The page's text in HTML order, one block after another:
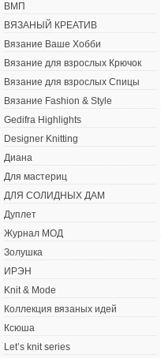
ВМП
ВЯЗАНЫЙ КРЕАТИВ
Вязание Ваше Хобби
Вязание для взрослых Крючок
Вязание для взрослых Спицы
Вязание Fashion & Style
Gedifra Highlights
Designer Knitting
Диана
Для мастериц
ДЛЯ СОЛИДНЫХ ДАМ
Дуплет
Журнал МОД
Золушка
ИРЭН
Knit & Mode
Коллекция вязаных идей
Ксюша
Let’s knit series